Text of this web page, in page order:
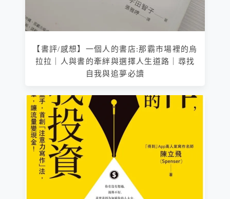
【書評/感想】一個人的書店:那霸市場裡的烏
拉拉｜人與書的牽絆與選擇人生道路｜尋找
自我與追夢必讀